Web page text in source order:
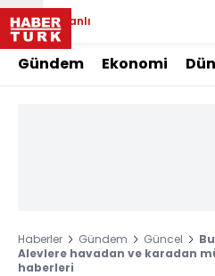
Canlı
Gündem Ekonomi
Haberler Gündem Güncel
Alevlere havadan ve karadan
haberleri